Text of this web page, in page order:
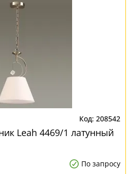
208542
Leah 4469/1 латунный
По запросу